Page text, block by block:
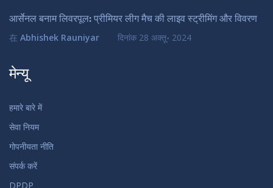
आर्सेनल बनाम लिवरपूल: प्रीमियर लीग मैच की लाइव स्ट्रीमिंग और विवरण
在 Abhishek Rauniyar दिनांक 28 अक्तू॰ 2024
मेन्यू
हमारे बारे में
सेवा नियम
गोपनीयता नीति
संपर्क करें
DPDP